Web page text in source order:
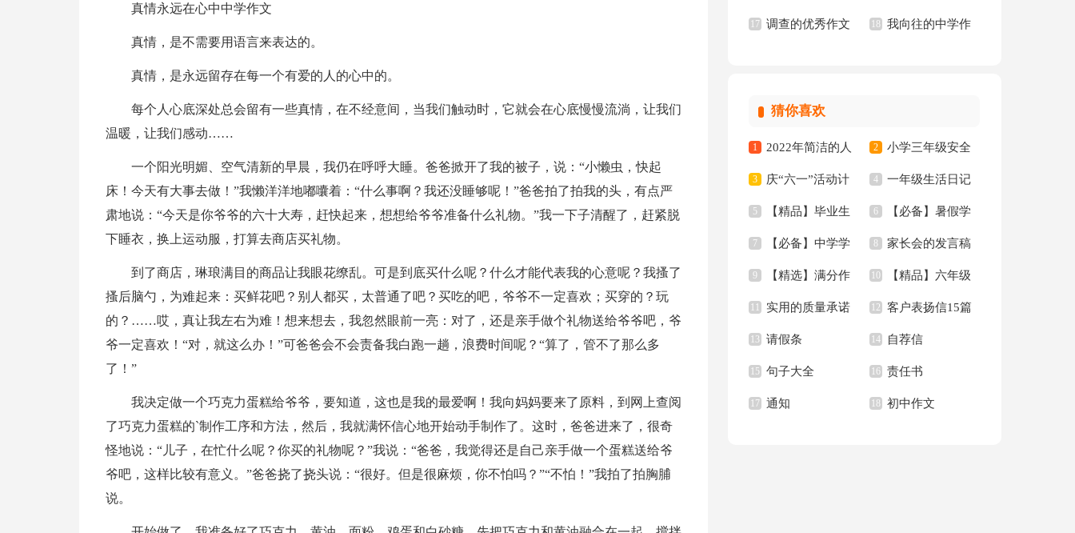
真情永远在心中中学作文
真情，是不需要用语言来表达的。
真情，是永远留存在每一个有爱的人的心中的。
每个人心底深处总会留有一些真情，在不经意间，当我们触动时，它就会在心底慢慢流淌，让我们
温暖，让我们感动……
一个阳光明媚、空气清新的早晨，我仍在呼呼大睡。爸爸掀开了我的被子，说：“小懒虫，快起
床！今天有大事去做！”我懒洋洋地嘟囔着：“什么事啊？我还没睡够呢！”爸爸拍了拍我的头，有点严
肃地说：“今天是你爷爷的六十大寿，赶快起来，想想给爷爷准备什么礼物。”我一下子清醒了，赶紧脱
下睡衣，换上运动服，打算去商店买礼物。
到了商店，琳琅满目的商品让我眼花缭乱。可是到底买什么呢？什么才能代表我的心意呢？我搔了
搔后脑勺，为难起来：买鲜花吧？别人都买，太普通了吧？买吃的吧，爷爷不一定喜欢；买穿的？玩
的？……哎，真让我左右为难！想来想去，我忽然眼前一亮：对了，还是亲手做个礼物送给爷爷吧，爷
爷一定喜欢！“对，就这么办！”可爸爸会不会责备我白跑一趟，浪费时间呢？“算了，管不了那么多
了！”
我决定做一个巧克力蛋糕给爷爷，要知道，这也是我的最爱啊！我向妈妈要来了原料，到网上查阅
了巧克力蛋糕的`制作工序和方法，然后，我就满怀信心地开始动手制作了。这时，爸爸进来了，很奇
怪地说：“儿子，在忙什么呢？你买的礼物呢？”我说：“爸爸，我觉得还是自己亲手做一个蛋糕送给爷
爷吧，这样比较有意义。”爸爸挠了挠头说：“很好。但是很麻烦，你不怕吗？”“不怕！”我拍了拍胸脯
说。
文集合7篇
17 调查的优秀作文 18 我向往的中学作
猜你喜欢
1 2022年简洁的人
生哲理格言集合88条
2 小学三年级安全
工作总结
3 庆“六一”活动计
划
4 一年级生活日记
5 【精品】毕业生
专业求职信汇编10篇
6 【必备】暑假学
习计划范文合集五篇
7 【必备】中学学
生检讨书4篇
8 家长会的发言稿
9 【精选】满分作
文400字九篇
10 【精品】六年级
新学期作文合集九篇
11 实用的质量承诺
书模板汇总六篇
12 客户表扬信15篇
13 请假条 14 自荐信
15 句子大全 16 责任书
17 通知 18 初中作文